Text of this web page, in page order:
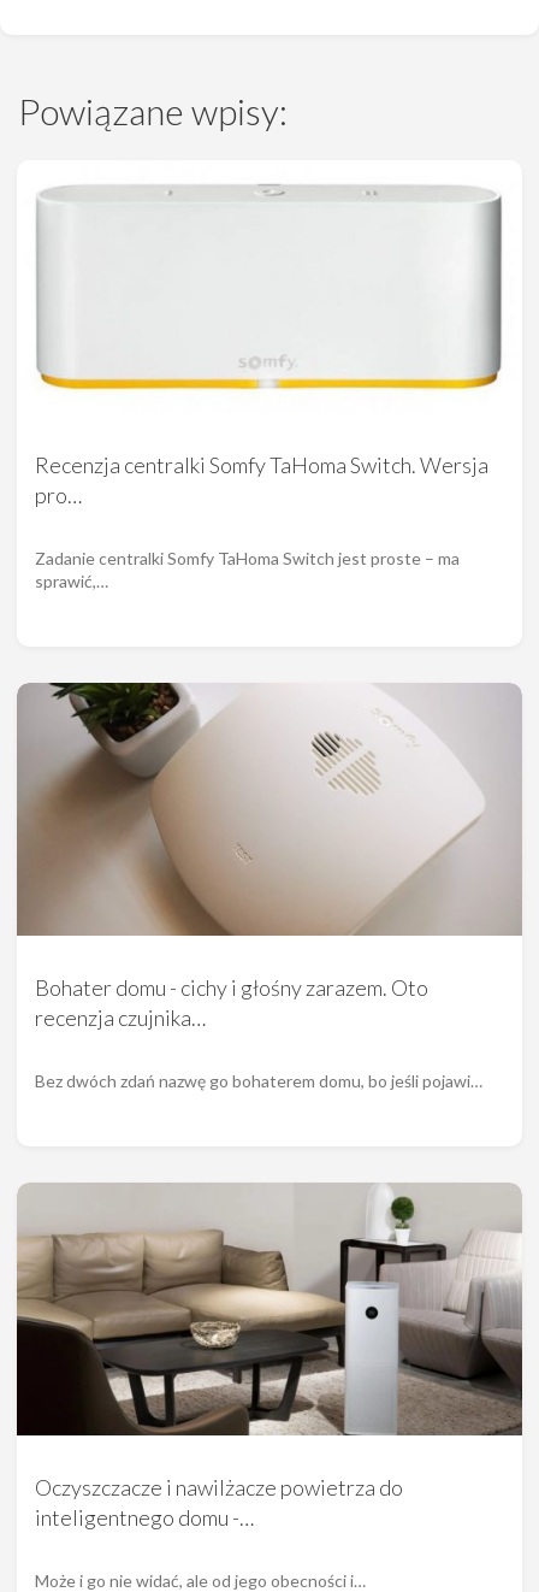
Powiązane wpisy:
Recenzja centralki Somfy TaHoma Switch. Wersja
pro…
Zadanie centralki Somfy TaHoma Switch jest proste – ma
sprawić,…
Bohater domu - cichy i głośny zarazem. Oto
recenzja czujnika…
Bez dwóch zdań nazwę go bohaterem domu, bo jeśli pojawi…
Oczyszczacze i nawilżacze powietrza do
inteligentnego domu -…
Może i go nie widać, ale od jego obecności i…